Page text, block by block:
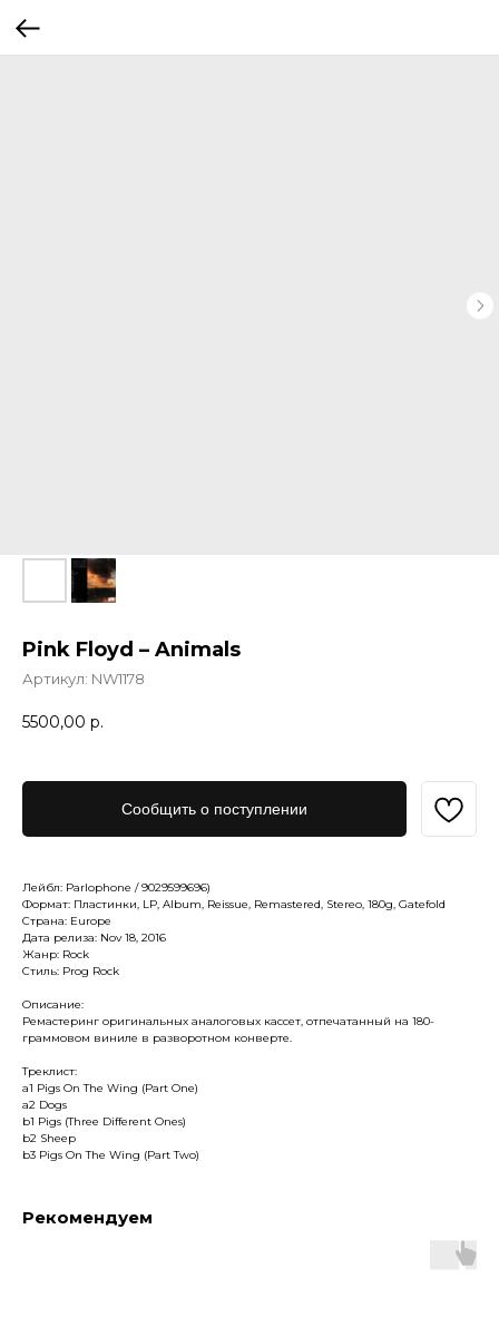
Pink Floyd – Animals
Артикул: NW1178
5500,00 р.
Сообщить о поступлении
Лейбл: Parlophone / 9029599696)
Формат: Пластинки, LP, Album, Reissue, Remastered, Stereo, 180g, Gatefold
Страна: Europe
Дата релиза: Nov 18, 2016
Жанр: Rock
Стиль: Prog Rock
Описание:
Ремастеринг оригинальных аналоговых кассет, отпечатанный на 180-
граммовом виниле в разворотном конверте.
Треклист:
a1 Pigs On The Wing (Part One)
a2 Dogs
b1 Pigs (Three Different Ones)
b2 Sheep
b3 Pigs On The Wing (Part Two)
Рекомендуем